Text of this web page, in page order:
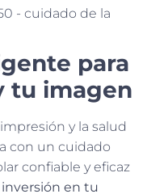
para
tu imagen
y la salud
con un cuidado
confiable y eficaz
en tu